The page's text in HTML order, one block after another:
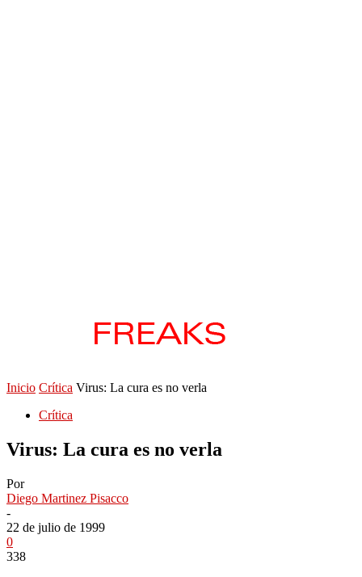
Inicio Crítica Virus: La cura es no verla
Crítica
Virus: La cura es no verla
Por
Diego Martinez Pisacco
-
22 de julio de 1999
0
338